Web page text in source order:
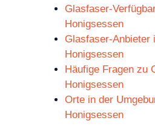
Glasfaser-
Honigsessen
Glasfaser-Anbieter
Honigsessen
Häufige Fragen zu
Honigsessen
Orte in der
Honigsessen